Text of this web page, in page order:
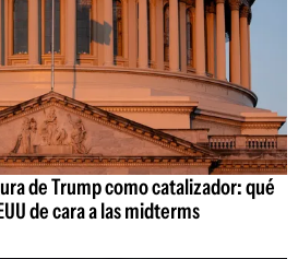
de Trump como catalizador: qué
de cara a las midterms